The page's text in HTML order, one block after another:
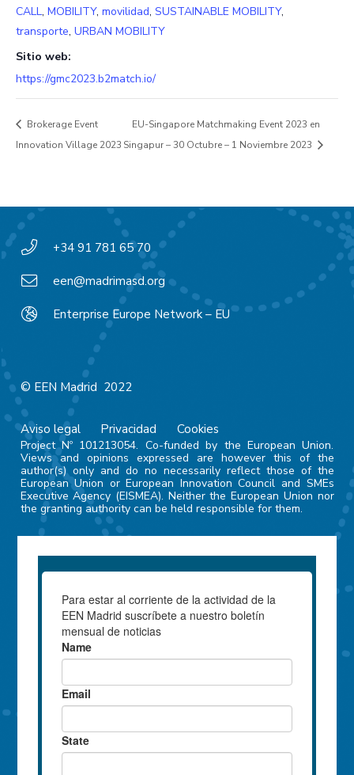
CALL, MOBILITY, movilidad, SUSTAINABLE MOBILITY,
transporte, URBAN MOBILITY
Sitio web:
https://gmc2023.b2match.io/
Brokerage Event
Innovation Village 2023
EU-Singapore Matchmaking Event 2023 en
Singapur – 30 Octubre – 1 Noviembre 2023
+34 91 781 65 70
een@madrimasd.org
Enterprise Europe Network – EU
© EEN Madrid 2022
Aviso legal Privacidad Cookies
Project Nº 101213054. Co-funded by the European Union.
Views and opinions expressed are however this of the
author(s) only and do no necessarily reflect those of the
European Union or European Innovation Council and SMEs
Executive Agency (EISMEA). Neither the European Union nor
the granting authority can be held responsible for them.